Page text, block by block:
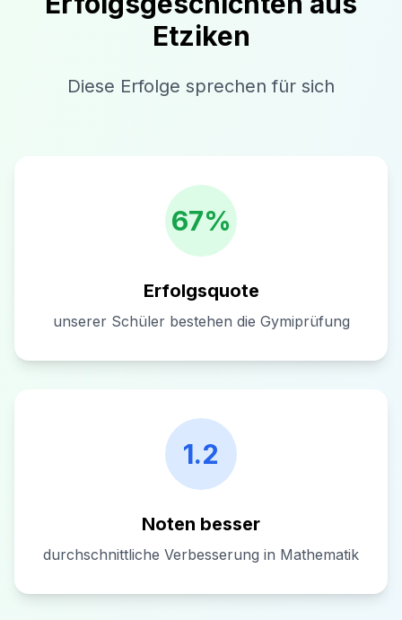
Etziken
Diese Erfolge sprechen für sich
67%
Erfolgsquote
unserer Schüler bestehen die Gymiprüfung
1.2
Noten besser
durchschnittliche Verbesserung in Mathematik